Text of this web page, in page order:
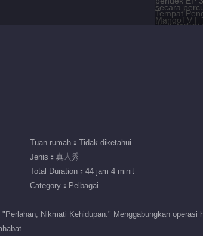
Tuan rumah：Tidak diketahui
Jenis：真人秀
Total Duration：44 jam 4 minit
Category：Pelbagai
Nikmati Kehidupan." Menggabungkan operasi